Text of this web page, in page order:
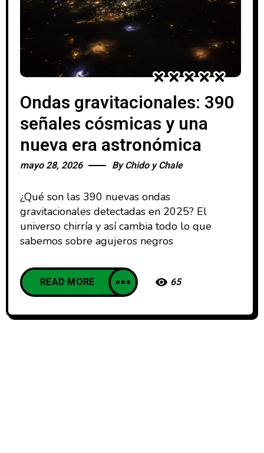
Ondas gravitacionales: 390
señales cósmicas y una
nueva era astronómica
mayo 28, 2026 ByChido y Chale
¿Qué son las 390 nuevas ondas
gravitacionales detectadas en 2025? El
universo chirría y así cambia todo lo que
sabemos sobre agujeros negros
READ MORE 65